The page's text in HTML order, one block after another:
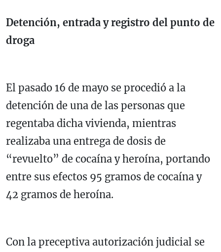
Detención, entrada y registro del punto de
droga
El pasado 16 de mayo se procedió a la
detención de una de las personas que
regentaba dicha vivienda, mientras
realizaba una entrega de dosis de
“revuelto” de cocaína y heroína, portando
entre sus efectos 95 gramos de cocaína y
42 gramos de heroína.
Con la preceptiva autorización judicial se